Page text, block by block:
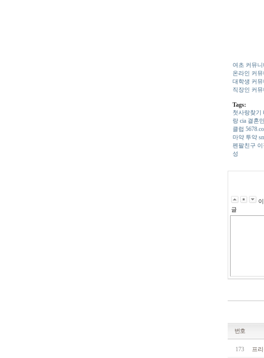
여초 커뮤니
온라인 커뮤
대학생 커뮤
직장인 커뮤
Tags:
첫사랑찾기
랑 cia 결혼
클럽
마약 투약
펜­팔­친­구
성
글
번호
173 프